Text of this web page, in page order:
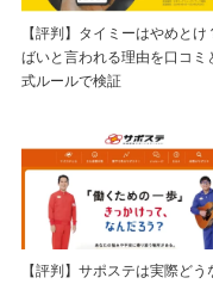
【評判】タイミーはやめとけ
ばいと言われる理由を口コミ
式ルールで検証
【評判】サポステは実際どう